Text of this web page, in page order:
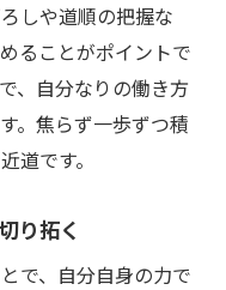
しや道順の把握な
ることがポイントで
、自分なりの働き方
。焦らず一歩ずつ積
道です。
り拓く
で、自分自身の力で